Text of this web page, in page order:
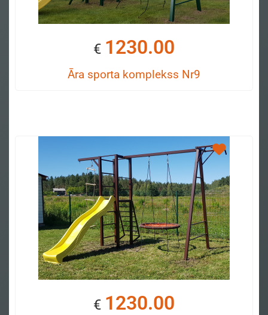
€ 1230.00
Āra sporta komplekss Nr9
€ 1230.00